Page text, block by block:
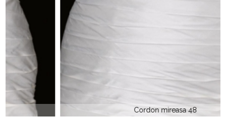
Cordon mireasa 48